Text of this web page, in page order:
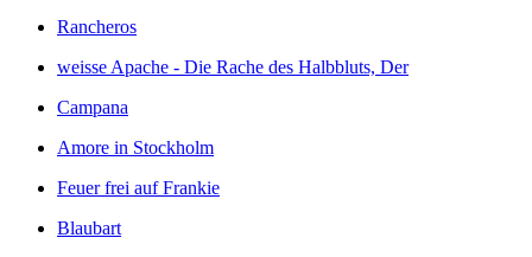
Rancheros
weisse Apache - Die Rache des Halbbluts, Der
Campana
Amore in Stockholm
Feuer frei auf Frankie
Blaubart